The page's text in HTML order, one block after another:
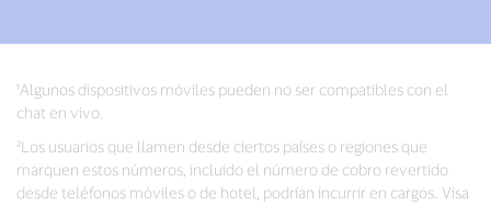
¹Algunos dispositivos móviles pueden no ser compatibles con el
chat en vivo.
²Los usuarios que llamen desde ciertos países o regiones que
marquen estos números, incluido el número de cobro revertido
desde teléfonos móviles o de hotel, podrían incurrir en cargos. Visa